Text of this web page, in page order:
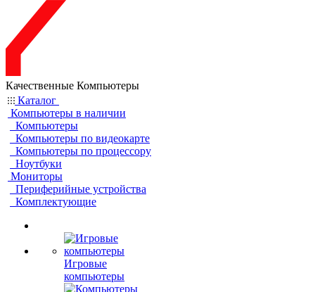
Качественные Компьютеры
Каталог
Компьютеры в наличии
Компьютеры
Компьютеры по видеокарте
Компьютеры по процессору
Ноутбуки
Мониторы
Периферийные устройства
Комплектующие
Игровые
компьютеры